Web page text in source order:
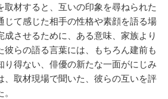
材すると、互いの印象を尋ねられた
じて感じた相手の性格や素顔を語る場
させるために、ある意味、家族より
彼らの語る言葉には、もちろん建前も
り得ない、俳優の新たな一面がにじみ
、取材現場で聞いた、彼らの互いを評